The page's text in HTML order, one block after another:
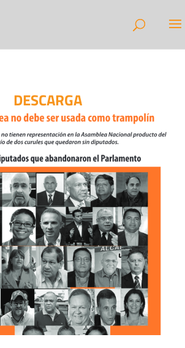
DESCARGA